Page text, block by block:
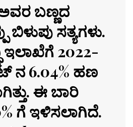
ಬಣ್ಣದ
ಸತ್ಯಗಳು.
ಇಲಾಖೆಗೆ 2022-
ನ 6.04% ಹಣ
ಈ ಬಾರಿ
ಗೆ ಇಳಿಸಲಾಗಿದೆ.